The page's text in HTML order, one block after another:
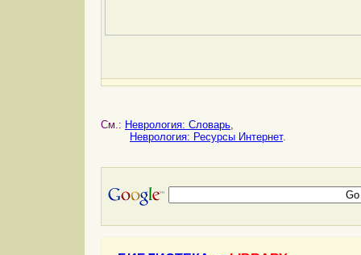
См.: Неврология: Словарь,
Неврология: Ресурсы Интернет.